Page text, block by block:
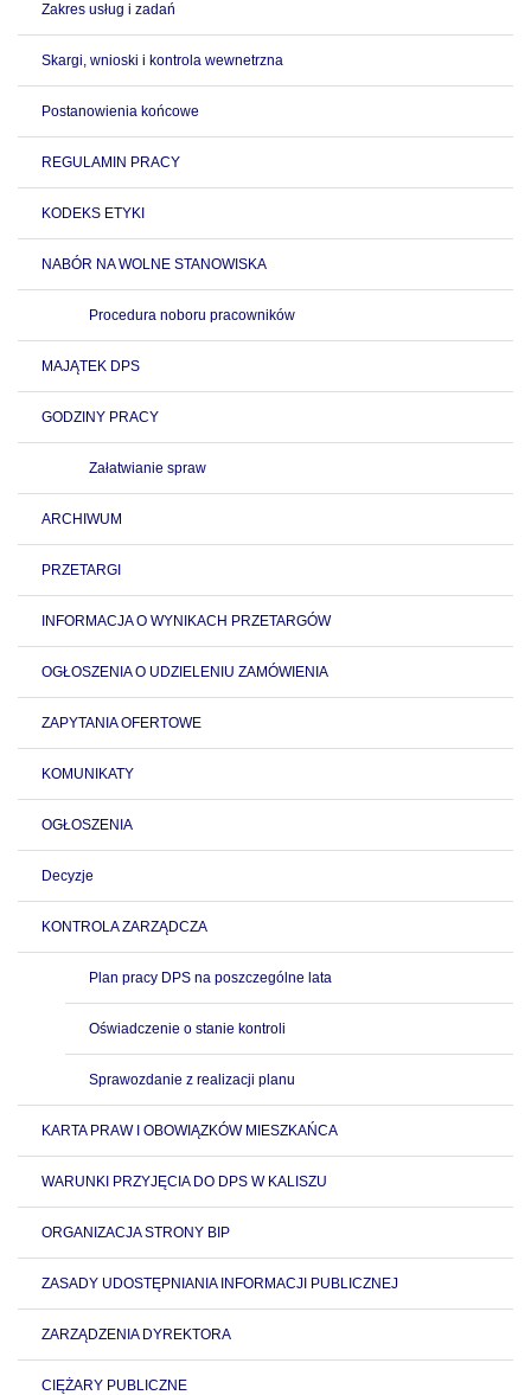
Zakres usług i zadań
Skargi, wnioski i kontrola wewnetrzna
Postanowienia końcowe
REGULAMIN PRACY
KODEKS ETYKI
NABÓR NA WOLNE STANOWISKA
Procedura noboru pracowników
MAJĄTEK DPS
GODZINY PRACY
Załatwianie spraw
ARCHIWUM
PRZETARGI
INFORMACJA O WYNIKACH PRZETARGÓW
OGŁOSZENIA O UDZIELENIU ZAMÓWIENIA
ZAPYTANIA OFERTOWE
KOMUNIKATY
OGŁOSZENIA
Decyzje
KONTROLA ZARZĄDCZA
Plan pracy DPS na poszczególne lata
Oświadczenie o stanie kontroli
Sprawozdanie z realizacji planu
KARTA PRAW I OBOWIĄZKÓW MIESZKAŃCA
WARUNKI PRZYJĘCIA DO DPS W KALISZU
ORGANIZACJA STRONY BIP
ZASADY UDOSTĘPNIANIA INFORMACJI PUBLICZNEJ
ZARZĄDZENIA DYREKTORA
CIĘŻARY PUBLICZNE